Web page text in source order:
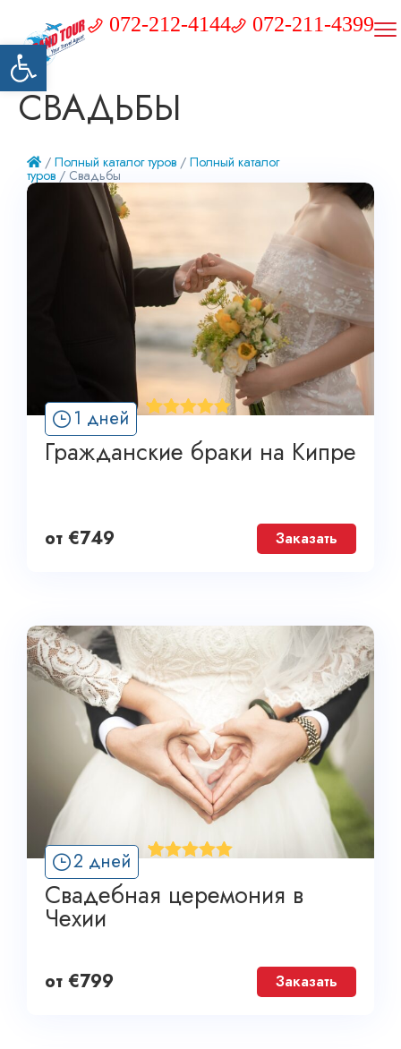
Открыть панель инструментов
072-212-4144 072-211-4399
СВАДЬБЫ
/ Полный каталог туров / Полный каталог
туров / Свадьбы
1 дней '
Гражданские браки на Кипре
от €749 Заказать
2 дней '
Свадебная церемония в
Чехии
от €799 Заказать